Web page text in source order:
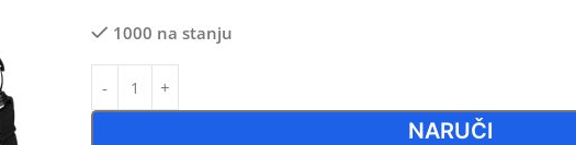
1000 na stanju
NARUČI